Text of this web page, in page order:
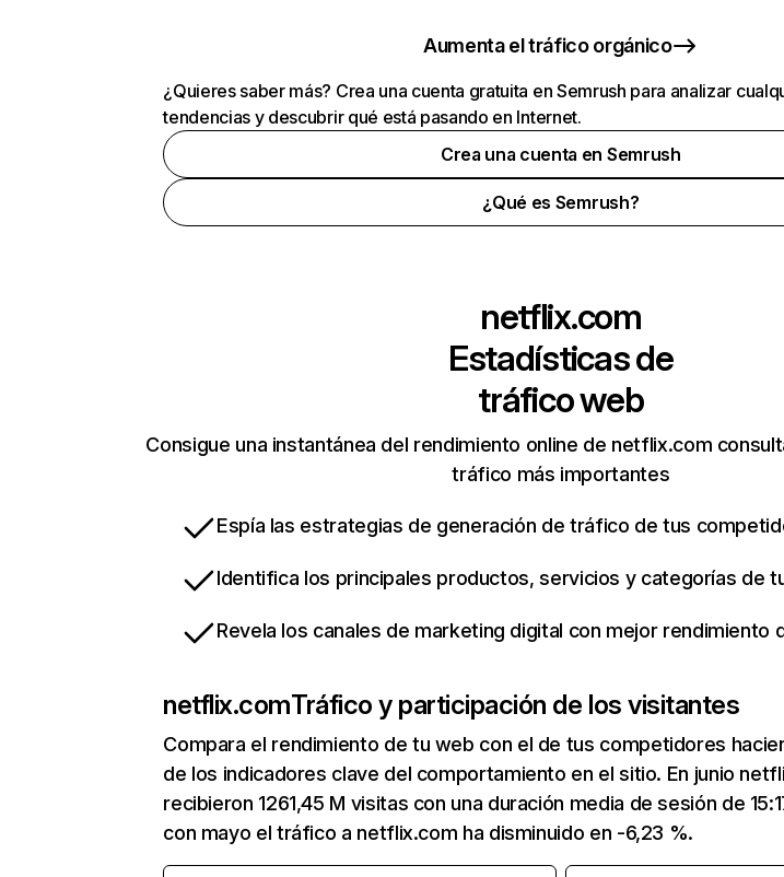
Aumenta el tráfico orgánico
¿Quieres saber más? Crea una cuenta gratuita en Semrush para analizar
tendencias y descubrir qué está pasando en Internet.
Crea una cuenta en Semrush
¿Qué es Semrush?
netflix.com
Estadísticas de
tráfico web
Consigue una instantánea del rendimiento online de netflix.com
tráfico más importantes
Espía las estrategias de generación de tráfico de tus
Identifica los principales productos, servicios y categorías de
Revela los canales de marketing digital con mejor rendimiento
netflix.comTráfico y participación de los visitantes
Compara el rendimiento de tu web con el de tus competidores
de los indicadores clave del comportamiento en el sitio. En junio
recibieron 1261,45 M visitas con una duración media de sesión de
con mayo el tráfico a netflix.com ha disminuido en -6,23 %.